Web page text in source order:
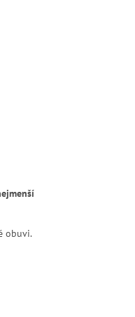
obuvi.